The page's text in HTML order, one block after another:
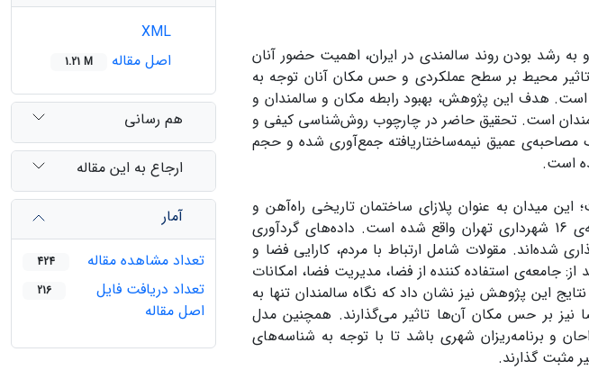
رشد بودن روند سالمندی در ایران، اهمیت حضور آنان
محیط بر سطح عملکردی‌ و حس‌ مکان آنان توجه به
هدف این پژوهش، بهبود رابطه مکان و سالمندان و
است. تحقیق حاضر در چارچوب روش‌شناسی کیفی و
عمیق نیمه‌ساختاریافته جمع‌آوری شده و حجم
است.
میدان به عنوان پلازای ساختمان تاریخی راه‌آهن و
یکی از دروازه‌های کلیدی پایتخت ایران، در منطقه‌ی 16 شهرداری تهران واقع شده است. داده‌های گردآوری
5 مفهوم و 3 مقوله کدگذاری شده‌اند. مقولات شامل ارتباط با مردم، کارایی فضا و
جامعه‌ی استفاده کننده از فضا، مدیریت فضا، امکانات
این پژوهش نیز نشان داد که نگاه سالمندان تنها به
نیز بر حس مکان آن‌ها تاثیر می‌گذارند. همچنین مدل
و برنامه‌ریزان شهری باشد تا با توجه به شناسه‌های
مثبت گذارند.
اصل مقاله
1.21 M
هم رسانی
ارجاع به این مقاله
آمار
تعداد مشاهده مقاله
424
تعداد دریافت فایل
اصل مقاله
216